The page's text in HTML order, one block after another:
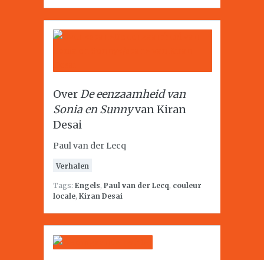
OverDe eenzaamheid van
Sonia en Sunnyvan Kiran
Desai
Paul van der Lecq
Verhalen
Tags: Engels, Paul van der Lecq, couleur
locale, Kiran Desai